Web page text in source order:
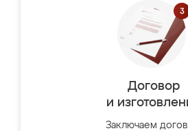
Договор
и
Заключаем